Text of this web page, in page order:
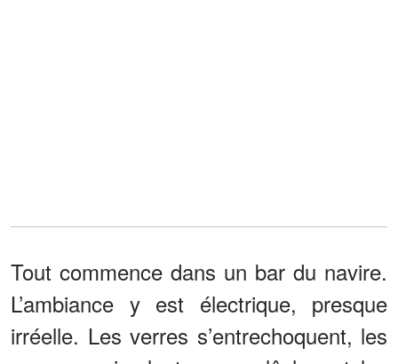
Tout commence dans un bar du navire.
L’ambiance y est électrique, presque
irréelle. Les verres s’entrechoquent, les